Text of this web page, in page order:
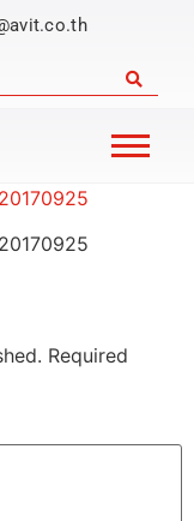
Required